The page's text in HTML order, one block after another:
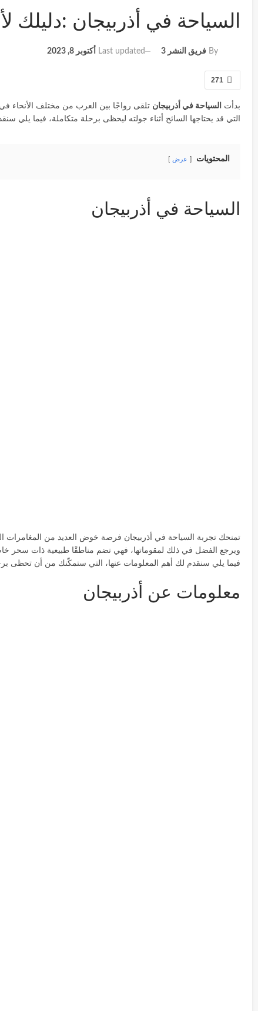
السياحة في أذربيجان :دليلك
By فريق النشر 3 Last updated أكتوبر 8, 2023
271
بدأت السياحة في أذربيجان تلقى رواجًا بين العرب من مختلف الأنحاء
التي قد يحتاجها السائح أثناء جولته ليحظى برحلة متكاملة، فيما يلي
المحتويات عرض
السياحة في أذربيجان
تمنحك تجربة السياحة في أذربيجان فرصة خوض العديد من المغامرات
ويرجع الفضل في ذلك لمقوماتها، فهي تضم مناطقًا طبيعية ذات سحر خاص،
فيما يلي سنقدم لك أهم المعلومات عنها، التي ستمكّنك من أن تحظى
معلومات عن أذربيجان